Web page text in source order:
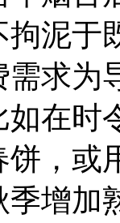
泥于
求为
在时
，或
增加